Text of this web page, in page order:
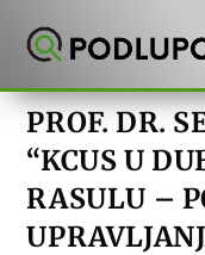
PROF. DR.
“KCUS U
RASULU –